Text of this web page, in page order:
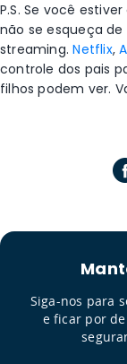
P.S. Se você
não se esqueça
streaming.Netflix,
controle dos pais
filhos podem ver.
Siga-nos para
e ficar por